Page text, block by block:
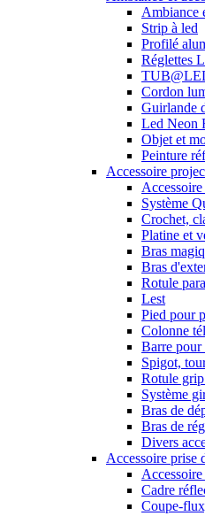
Ambiance
Strip à led
Profilé
Réglettes
Cordon
Guirlande
Led Neon
Objet et
Peinture
Accessoire
Système
Crochet,
Platine et
Bras
Bras
Rotule
Lest
Pied pour
Colonne
Barre pour
Spigot,
Rotule
Système
Bras de
Bras de
Divers
Accessoire prise
Cadre
Coupe-